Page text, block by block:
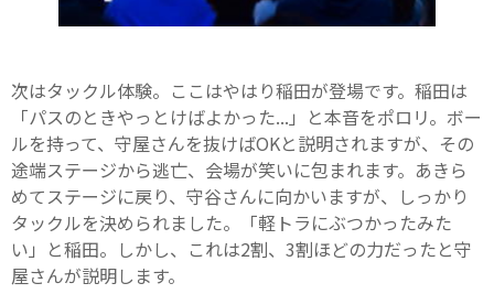
次はタックル体験。ここはやはり稲田が登場です。稲田は
「パスのときやっとけばよかった...」と本音をポロリ。ボー
ルを持って、守屋さんを抜けばOKと説明されますが、その
途端ステージから逃亡、会場が笑いに包まれます。あきら
めてステージに戻り、守谷さんに向かいますが、しっかり
タックルを決められました。「軽トラにぶつかったみた
い」と稲田。しかし、これは2割、3割ほどの力だったと守
屋さんが説明します。